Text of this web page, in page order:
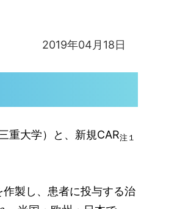
2019年04月18日
重大学）と、新規CAR注１
製し、患者に投与する治